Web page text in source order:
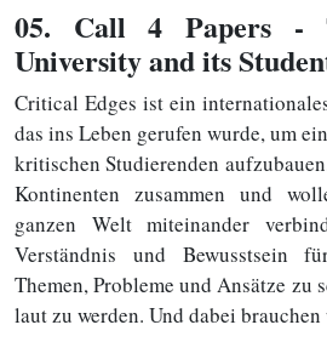
05. Call 4 Papers -
University and its
Critical Edges ist ein
das ins Leben gerufen wurde, um
kritischen Studierenden
Kontinenten zusammen und
ganzen Welt miteinander
Verständnis und Bewusstsein
Themen, Probleme und Ansätze zu
laut zu werden. Und dabei